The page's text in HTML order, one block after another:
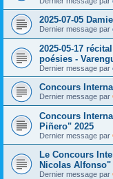
2025-07-05
Dernier message par
2025-05-17
poésies -
Dernier message par
Concours
Dernier message par
Concours
Piñero" 2025
Dernier message par
Le Concours
Nicolas Alfonso"
Dernier message par